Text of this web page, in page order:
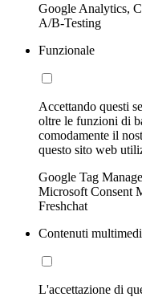
Google Analytics,
A/B-Testing
Funzionale
Accettando questi
oltre le funzioni di
comodamente il
questo sito web
Google Tag
Microsoft Consent
Freshchat
Contenuti
L'accettazione di